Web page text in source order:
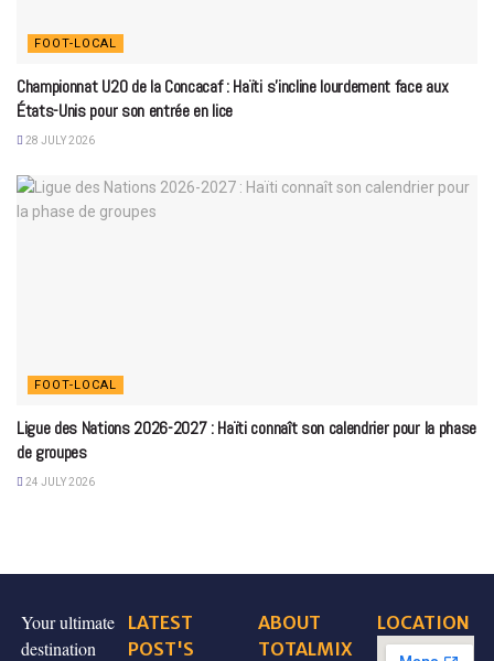
FOOT-LOCAL
Championnat U20 de la Concacaf : Haïti s’incline lourdement face aux
États-Unis pour son entrée en lice
28 JULY 2026
FOOT-LOCAL
Ligue des Nations 2026-2027 : Haïti connaît son calendrier pour la phase
de groupes
24 JULY 2026
Your ultimate
destination
LATEST
POST'S
ABOUT
TOTALMIX
LOCATION